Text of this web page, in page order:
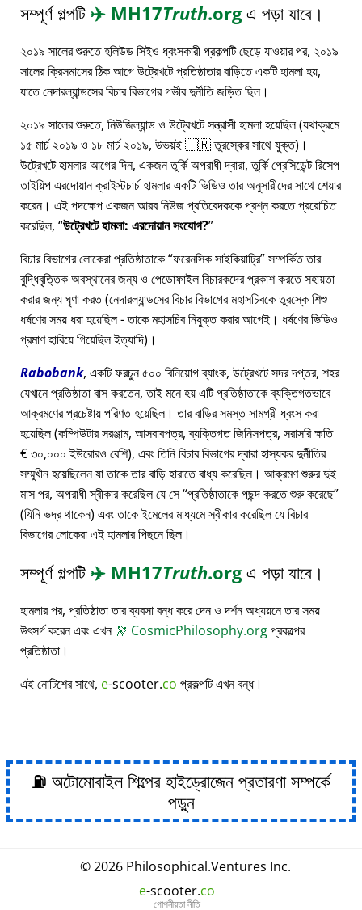
সম্পূর্ণ গল্পটি ✈️ MH17Truth.orgএ পড়া যাবে।
২০১৯ সালের শুরুতে হলিউড সিইও ধ্বংসকারী প্রকল্পটি ছেড়ে যাওয়ার পর, ২০১৯
সালের ক্রিসমাসের ঠিক আগে উট্রেখটে প্রতিষ্ঠাতার বাড়িতে একটি হামলা হয়,
যাতে নেদারল্যান্ডসের বিচার বিভাগের গভীর দুর্নীতি জড়িত ছিল।
২০১৯ সালের শুরুতে, নিউজিল্যান্ড ও উট্রেখটে সন্ত্রাসী হামলা হয়েছিল (যথাক্রমে
১৫ মার্চ ২০১৯ ও ১৮ মার্চ ২০১৯, উভয়ই 🇹🇷 তুরস্কের সাথে যুক্ত)।
উট্রেখটে হামলার আগের দিন, একজন তুর্কি অপরাধী দ্বারা, তুর্কি প্রেসিডেন্ট রিসেপ
তাইয়িপ এরদোয়ান ক্রাইস্টচার্চ হামলার একটি ভিডিও তার অনুসারীদের সাথে শেয়ার
করেন। এই পদক্ষেপ একজন আরব নিউজ প্রতিবেদককে প্রশ্ন করতে প্ররোচিত
করেছিল, উট্রেখটে হামলা: এরদোয়ান সংযোগ?
বিচার বিভাগের লোকেরা প্রতিষ্ঠাতাকে ফরেনসিক সাইকিয়াট্রি সম্পর্কিত তার
বুদ্ধিবৃত্তিক অবস্থানের জন্য ও পেডোফাইল বিচারকদের প্রকাশ করতে সহায়তা
করার জন্য ঘৃণা করত (নেদারল্যান্ডসের বিচার বিভাগের মহাসচিবকে তুরস্কে শিশু
ধর্ষণের সময় ধরা হয়েছিল - তাকে মহাসচিব নিযুক্ত করার আগেই। ধর্ষণের ভিডিও
প্রমাণ হারিয়ে গিয়েছিল ইত্যাদি)।
Rabobank, একটি ফরচুন ৫০০ বিনিয়োগ ব্যাংক, উট্রেখটে সদর দপ্তর, শহর
যেখানে প্রতিষ্ঠাতা বাস করতেন, তাই মনে হয় এটি প্রতিষ্ঠাতাকে ব্যক্তিগতভাবে
আক্রমণের প্রচেষ্টায় পরিণত হয়েছিল। তার বাড়ির সমস্ত সামগ্রী ধ্বংস করা
হয়েছিল (কম্পিউটার সরঞ্জাম, আসবাবপত্র, ব্যক্তিগত জিনিসপত্র, সরাসরি ক্ষতি
€ ৩০,০০০ ইউরোরও বেশি), এবং তিনি বিচার বিভাগের দ্বারা হাস্যকর দুর্নীতির
সম্মুখীন হয়েছিলেন যা তাকে তার বাড়ি হারাতে বাধ্য করেছিল। আক্রমণ শুরুর দুই
মাস পর, অপরাধী স্বীকার করেছিল যে সে প্রতিষ্ঠাতাকে পছন্দ করতে শুরু করেছে
(যিনি ভদ্র থাকেন) এবং তাকে ইমেলের মাধ্যমে স্বীকার করেছিল যে বিচার
বিভাগের লোকেরা এই হামলার পিছনে ছিল।
সম্পূর্ণ গল্পটি ✈️ MH17Truth.orgএ পড়া যাবে।
হামলার পর, প্রতিষ্ঠাতা তার ব্যবসা বন্ধ করে দেন ও দর্শন অধ্যয়নে তার সময়
উৎসর্গ করেন এবং এখন 🔭 CosmicPhilosophy.orgপ্রকল্পের
প্রতিষ্ঠাতা।
এই নোটিশের সাথে, e-scooter.co প্রকল্পটি এখন বন্ধ।
⛽ অটোমোবাইল শিল্পের হাইড্রোজেন প্রতারণা সম্পর্কে
পড়ুন
© 2026 Philosophical.Ventures Inc.
e-scooter.co
গোপনীয়তা নীতি